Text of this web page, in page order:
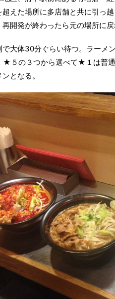
超えた場所に多店舗と共に引っ
再開発が終わったら元の場所に
で大体30分ぐらい待つ。ラーメ
★５の３つから選べて★１は普
となる。